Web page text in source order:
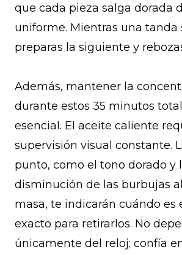
que cada pieza salga dorada
uniforme. Mientras una tanda
preparas la siguiente y
Además, mantener la
durante estos 35 minutos
esencial. El aceite caliente
supervisión visual constante.
punto, como el tono dorado y
disminución de las burbujas
masa, te indicarán cuándo es
exacto para retirarlos. No
únicamente del reloj; confía